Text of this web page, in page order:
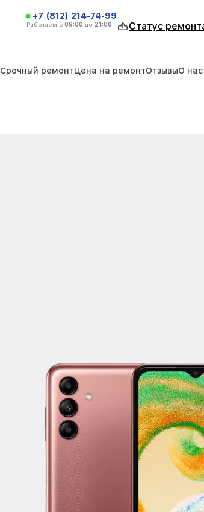
+7 (812) 214-74-99
Работаем с 09:00 до 21:00 Статус
Срочный ремонтЦена на ремонтОтзывыО нас